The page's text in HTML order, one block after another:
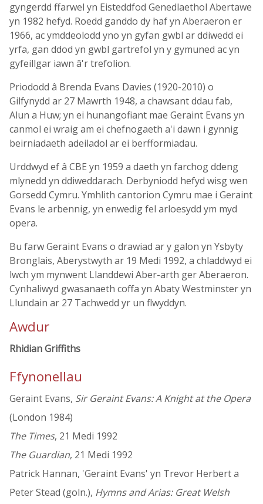
gyngerdd ffarwel yn Eisteddfod Genedlaethol Abertawe
yn 1982 hefyd. Roedd ganddo dy haf yn Aberaeron er
1966, ac ymddeolodd yno yn gyfan gwbl ar ddiwedd ei
yrfa, gan ddod yn gwbl gartrefol yn y gymuned ac yn
gyfeillgar iawn â'r trefolion.
Priododd â Brenda Evans Davies (1920-2010) o
Gilfynydd ar 27 Mawrth 1948, a chawsant ddau fab,
Alun a Huw; yn ei hunangofiant mae Geraint Evans yn
canmol ei wraig am ei chefnogaeth a'i dawn i gynnig
beirniadaeth adeiladol ar ei berfformiadau.
Urddwyd ef â CBE yn 1959 a daeth yn farchog ddeng
mlynedd yn ddiweddarach. Derbyniodd hefyd wisg wen
Gorsedd Cymru. Ymhlith cantorion Cymru mae i Geraint
Evans le arbennig, yn enwedig fel arloesydd ym myd
opera.
Bu farw Geraint Evans o drawiad ar y galon yn Ysbyty
Bronglais, Aberystwyth ar 19 Medi 1992, a chladdwyd ei
lwch ym mynwent Llanddewi Aber-arth ger Aberaeron.
Cynhaliwyd gwasanaeth coffa yn Abaty Westminster yn
Llundain ar 27 Tachwedd yr un flwyddyn.
Awdur
Rhidian Griffiths
Ffynonellau
Geraint Evans, Sir Geraint Evans: A Knight at the Opera
(London 1984)
The Times, 21 Medi 1992
The Guardian, 21 Medi 1992
Patrick Hannan, 'Geraint Evans' yn Trevor Herbert a
Peter Stead (goln.), Hymns and Arias: Great Welsh